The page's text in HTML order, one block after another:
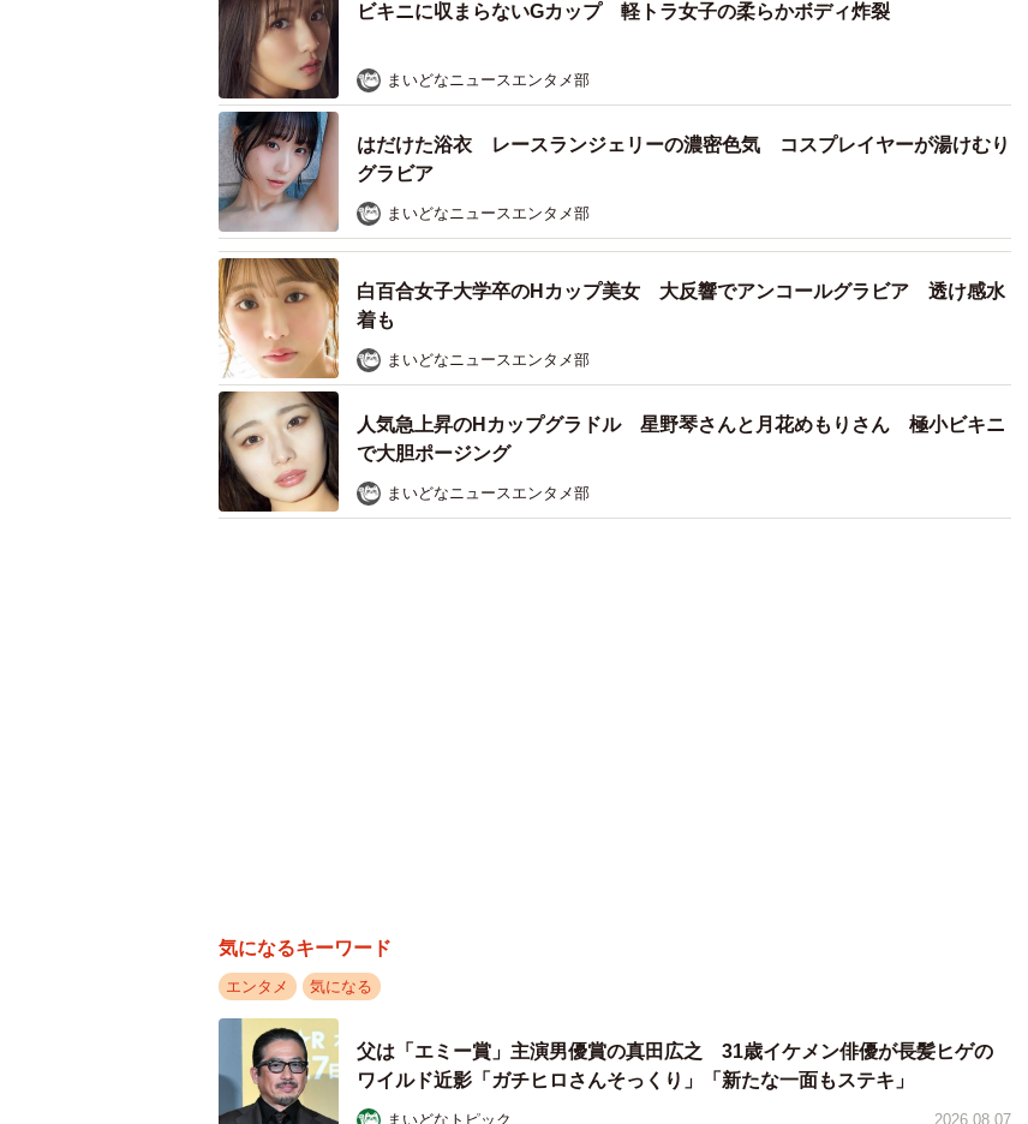
ビキニに収まらないGカップ 軽トラ女子の柔らかボディ炸裂
まいどなニュースエンタメ部
はだけた浴衣 レースランジェリーの濃密色気 コスプレイヤーが湯けむり
グラビア
まいどなニュースエンタメ部
白百合女子大学卒のHカップ美女 大反響でアンコールグラビア 透け感水
着も
まいどなニュースエンタメ部
人気急上昇のHカップグラドル 星野琴さんと月花めもりさん 極小ビキニ
で大胆ポージング
まいどなニュースエンタメ部
気になるキーワード
エンタメ 気になる
父は「エミー賞」主演男優賞の真田広之 31歳イケメン俳優が長髪ヒゲの
ワイルド近影「ガチヒロさんそっくり」「新たな一面もステキ」
まいどなトピック 2026.08.07